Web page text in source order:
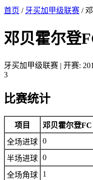
首页 / 牙买加甲级联赛 /
邓贝霍尔登
牙买加甲级联赛 | 开赛:
3
比赛统计
项目 邓贝霍尔登FC
全场进球 0
半场进球 0
全场角球 1